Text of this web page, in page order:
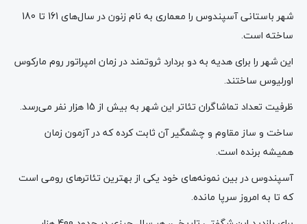
شهر باستانی آسپندوس را معماری به نام زنون در سال‌های 161 تا 180
ساخته است.
این شهر را برای هدیه به دو بردارد ثروتمند در زمان امپراتور روم مارکوس
اورلیوس ساختند.
ظرفیت تعداد تماشاگران تئاتر این شهر به بیش از 15 هزار نفر می‌رسد.
ساخت و ساز مقاوم و چشمگیر آن ثابت کرده که در آزمون زمان
همیشه برنده است.
آسپندوس در بین نمونه‌های خود یکی از بهترین تئاترهای رومی است
که تا به امروز سرپا مانده.